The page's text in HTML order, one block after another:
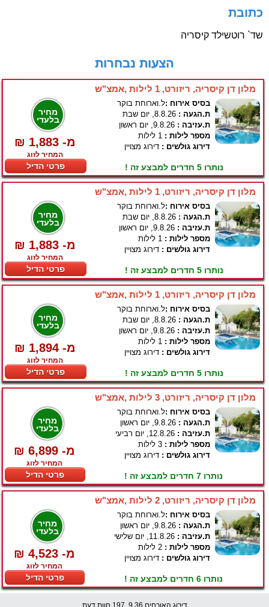
כתובת
שד` רוטשילד קיסריה
הצעות נבחרות
מלון דן קיסריה, ריזורט, 1 לילות ,אמצ"ש
מחיר
בלעדי
₪ 1,883 -מ
המחיר לזוג
פרטי הדיל
בסיס אירוח :ל.וארוחת בוקר
ת.הגעה :
ת.עזיבה :
מספר לילות :
דירוג גולשים : דירוג מצויין
נותרו 5 חדרים למבצע זה !
מלון דן קיסריה, ריזורט, 1 לילות ,אמצ"ש
מחיר
בלעדי
₪ 1,883 -מ
המחיר לזוג
פרטי הדיל
בסיס אירוח :ל.וארוחת בוקר
ת.הגעה :
ת.עזיבה :
מספר לילות :
דירוג גולשים : דירוג מצויין
נותרו 5 חדרים למבצע זה !
מלון דן קיסריה, ריזורט, 1 לילות ,אמצ"ש
מחיר
בלעדי
₪ 1,894 -מ
המחיר לזוג
פרטי הדיל
בסיס אירוח :ל.וארוחת בוקר
ת.הגעה :
ת.עזיבה :
מספר לילות :
דירוג גולשים : דירוג מצויין
נותרו 5 חדרים למבצע זה !
מלון דן קיסריה, ריזורט, 3 לילות ,אמצ"ש
מחיר
בלעדי
₪ 6,899 -מ
המחיר לזוג
פרטי הדיל
בסיס אירוח :ל.וארוחת בוקר
ת.הגעה :
ת.עזיבה :
מספר לילות :
דירוג גולשים : דירוג מצויין
נותרו 7 חדרים למבצע זה !
מלון דן קיסריה, ריזורט, 2 לילות ,אמצ"ש
מחיר
בלעדי
₪ 4,523 -מ
המחיר לזוג
פרטי הדיל
בסיס אירוח :ל.וארוחת בוקר
ת.הגעה :
ת.עזיבה :
מספר לילות :
דירוג גולשים : דירוג מצויין
נותרו 6 חדרים למבצע זה !
דירוג האורחים 9.36, 197 חוות דעת